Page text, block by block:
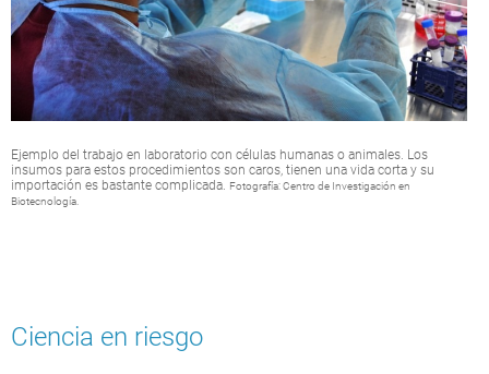
Ejemplo del trabajo en laboratorio con células humanas o animales. Los
insumos para estos procedimientos son caros, tienen una vida corta y su
importación es bastante complicada. Fotografía: Centro de Investigación en
Biotecnología.
Ciencia en riesgo